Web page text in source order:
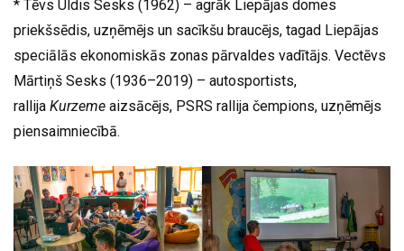
* Tēvs Uldis Sesks (1962) – agrāk Liepājas domes
priekšsēdis, uzņēmējs un sacīkšu braucējs, tagad Liepājas
speciālās ekonomiskās zonas pārvaldes vadītājs. Vectēvs
Mārtiņš Sesks (1936–2019) – autosportists,
rallija Kurzeme aizsācējs, PSRS rallija čempions, uzņēmējs
piensaimniecībā.